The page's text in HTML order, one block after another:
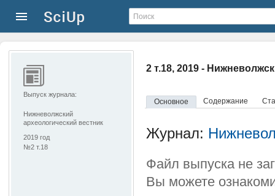
2 т.18, 2019 -
Основное Содержание
Выпуск журнала:
Нижневолжский
археологический вестник
2019 год
№2 т.18
Журнал:
Файл выпуска не
Вы можете